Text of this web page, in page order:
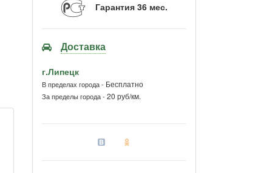
Гарантия 36 мес.
Доставка
г.Липецк
В пределах города - Бесплатно
За пределы города - 20 руб/км.